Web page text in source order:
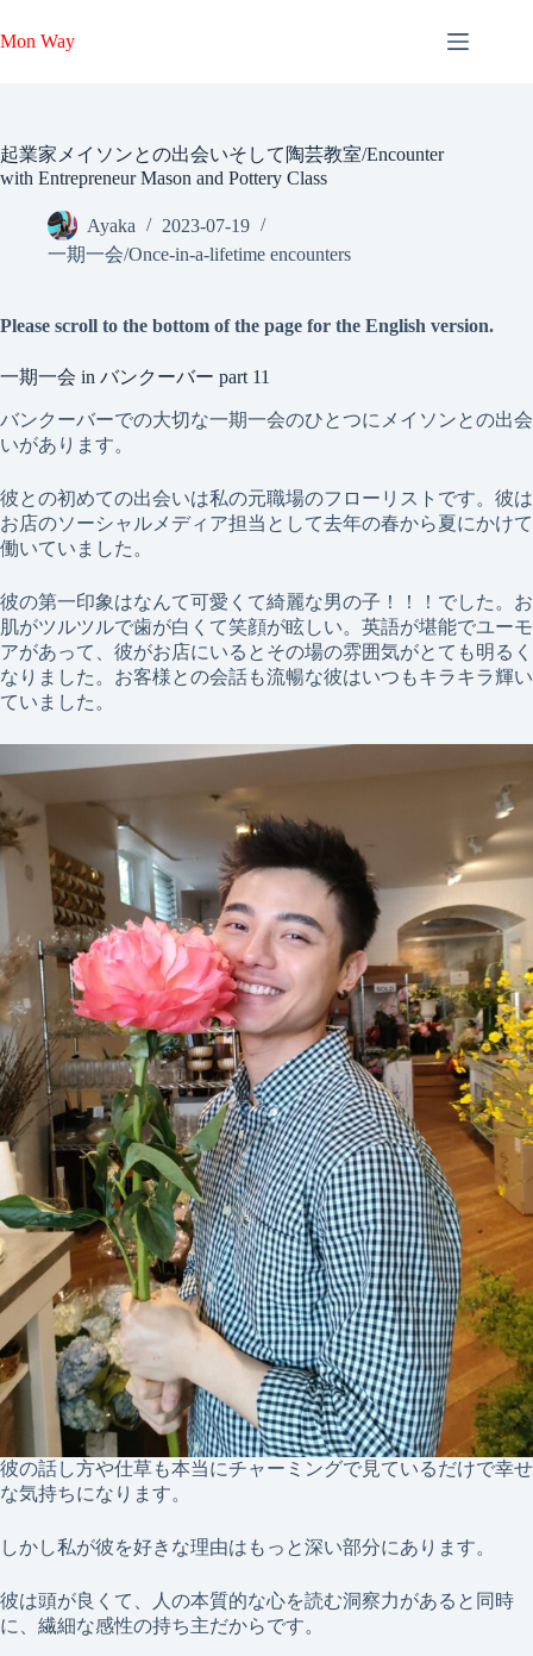
ン
ス
キ
Mon Way
起業家メイソンとの出会いそして陶芸教室/Encounter
with Entrepreneur Mason and Pottery Class
Ayaka
2023-07-19
一期一会/Once-in-a-lifetime encounters
Please scroll to the bottom of the page for the English version.
一期一会 in バンクーバー part 11
バンクーバーでの大切な一期一会のひとつにメイソンとの出会
いがあります。
彼との初めての出会いは私の元職場のフローリストです。彼は
お店のソーシャルメディア担当として去年の春から夏にかけて
働いていました。
彼の第一印象はなんて可愛くて綺麗な男の子！！！でした。お
肌がツルツルで歯が白くて笑顔が眩しい。英語が堪能でユーモ
アがあって、彼がお店にいるとその場の雰囲気がとても明るく
なりました。お客様との会話も流暢な彼はいつもキラキラ輝い
ていました。
彼の話し方や仕草も本当にチャーミングで見ているだけで幸せ
な気持ちになります。
しかし私が彼を好きな理由はもっと深い部分にあります。
彼は頭が良くて、人の本質的な心を読む洞察力があると同時
に、繊細な感性の持ち主だからです。